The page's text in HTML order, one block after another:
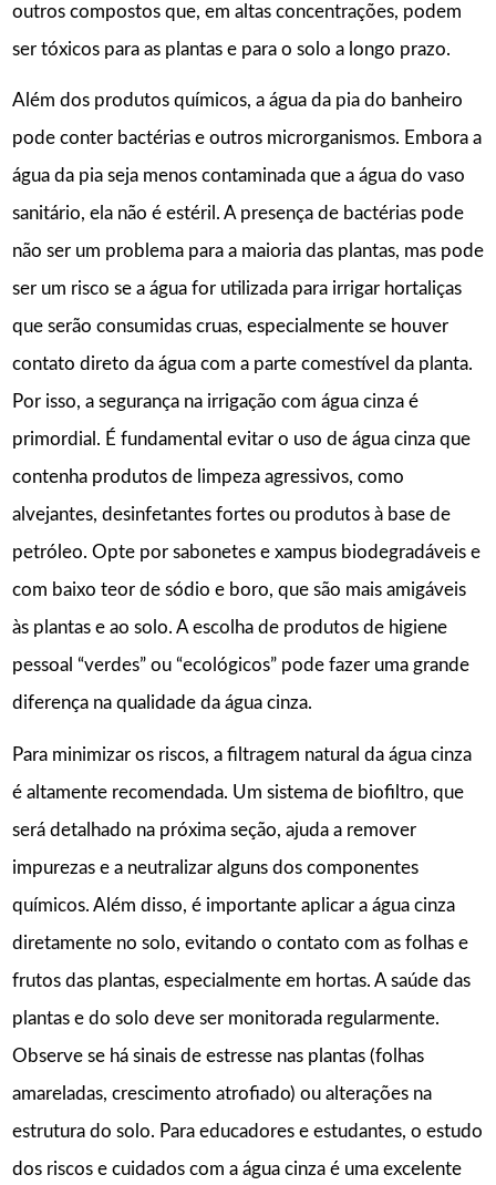
outros compostos que, em altas concentrações, podem
ser tóxicos para as plantas e para o solo a longo prazo.
Além dos produtos químicos, a água da pia do banheiro
pode conter bactérias e outros microrganismos. Embora a
água da pia seja menos contaminada que a água do vaso
sanitário, ela não é estéril. A presença de bactérias pode
não ser um problema para a maioria das plantas, mas pode
ser um risco se a água for utilizada para irrigar hortaliças
que serão consumidas cruas, especialmente se houver
contato direto da água com a parte comestível da planta.
Por isso, a segurança na irrigação com água cinza é
primordial. É fundamental evitar o uso de água cinza que
contenha produtos de limpeza agressivos, como
alvejantes, desinfetantes fortes ou produtos à base de
petróleo. Opte por sabonetes e xampus biodegradáveis e
com baixo teor de sódio e boro, que são mais amigáveis
às plantas e ao solo. A escolha de produtos de higiene
pessoal “verdes” ou “ecológicos” pode fazer uma grande
diferença na qualidade da água cinza.
Para minimizar os riscos, a filtragem natural da água cinza
é altamente recomendada. Um sistema de biofiltro, que
será detalhado na próxima seção, ajuda a remover
impurezas e a neutralizar alguns dos componentes
químicos. Além disso, é importante aplicar a água cinza
diretamente no solo, evitando o contato com as folhas e
frutos das plantas, especialmente em hortas. A saúde das
plantas e do solo deve ser monitorada regularmente.
Observe se há sinais de estresse nas plantas (folhas
amareladas, crescimento atrofiado) ou alterações na
estrutura do solo. Para educadores e estudantes, o estudo
dos riscos e cuidados com a água cinza é uma excelente